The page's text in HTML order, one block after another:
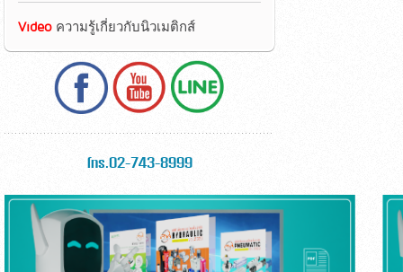
Videoความรู้เกี่ยวกับนิวเมติกส์
โทร.02-743-8999